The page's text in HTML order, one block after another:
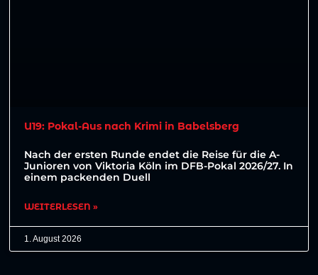
U19: Pokal-Aus nach Krimi in Babelsberg
Nach der ersten Runde endet die Reise für die A-
Junioren von Viktoria Köln im DFB-Pokal 2026/27. In
einem packenden Duell
WEITERLESEN »
1. August 2026